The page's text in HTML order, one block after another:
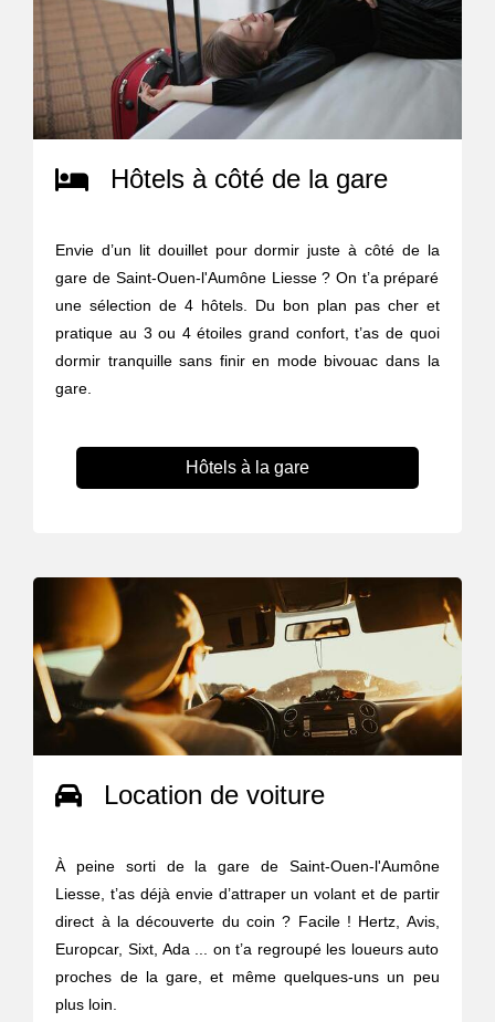
Hôtels à côté de la gare
Envie d’un lit douillet pour dormir juste à côté de la
gare de Saint-Ouen-l'Aumône Liesse ? On t’a préparé
une sélection de 4 hôtels. Du bon plan pas cher et
pratique au 3 ou 4 étoiles grand confort, t’as de quoi
dormir tranquille sans finir en mode bivouac dans la
gare.
Hôtels à la gare
Location de voiture
À peine sorti de la gare de Saint-Ouen-l'Aumône
Liesse, t’as déjà envie d’attraper un volant et de partir
direct à la découverte du coin ? Facile ! Hertz, Avis,
Europcar, Sixt, Ada ... on t’a regroupé les loueurs auto
proches de la gare, et même quelques-uns un peu
plus loin.